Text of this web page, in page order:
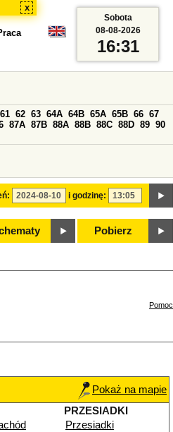
x
i godzinę:
61 62 63 64A 64B 65A 65B 66 67
87A 87B 88A 88B 88C 88D 89 90
Pobierz
Sobota
08-08-2026
16:31
Pomoc
Pokaż na mapie
PRZESIADKI
Przesiadki